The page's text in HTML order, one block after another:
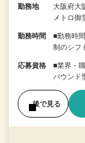
勤務地
大阪府大
メトロ御
勤務時間
■勤務時
制のシフ
応募資格
■業界・
バウンド
後で見る